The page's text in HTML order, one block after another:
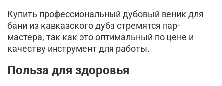
Купить профессиональный дубовый веник для
бани из кавказского дуба стремятся пар-
мастера, так как это оптимальный по цене и
качеству инструмент для работы.
Польза для здоровья